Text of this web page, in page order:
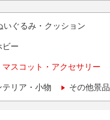
いぐるみ・クッション
ビー
スコット・アクセサリー
リア・小物 その他景品